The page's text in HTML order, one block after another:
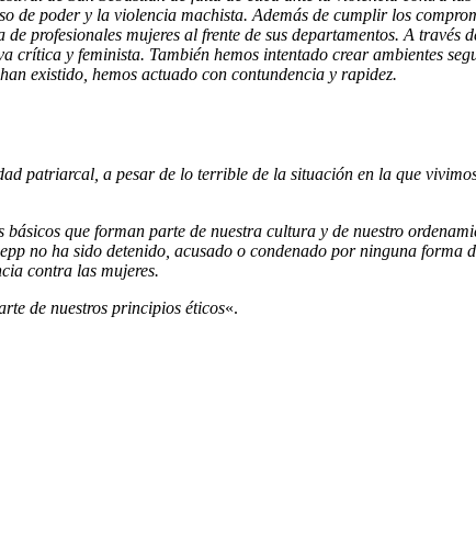
de poder y la violencia machista. Además de cumplir los
profesionales mujeres al frente de sus departamentos. A través
y feminista. También hemos intentado crear ambientes
existido, hemos actuado con contundencia y rapidez.
patriarcal, a pesar de lo terrible de la situación en la que
que forman parte de nuestra cultura y de nuestro
no ha sido detenido, acusado o condenado por ninguna forma
contra las mujeres.
de nuestros principios éticos«.